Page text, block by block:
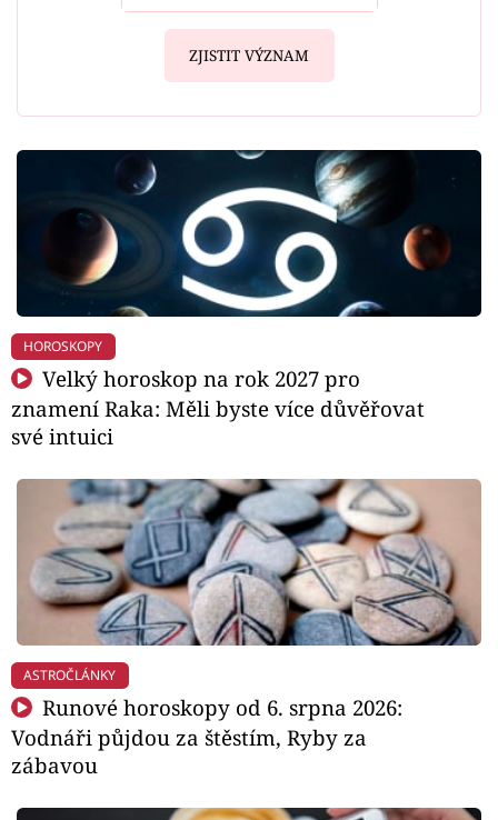
ZJISTIT VÝZNAM
HOROSKOPY
Velký horoskop na rok 2027 pro
znamení Raka: Měli byste více důvěřovat
své intuici
ASTROČLÁNKY
Runové horoskopy od 6. srpna 2026:
Vodnáři půjdou za štěstím, Ryby za
zábavou